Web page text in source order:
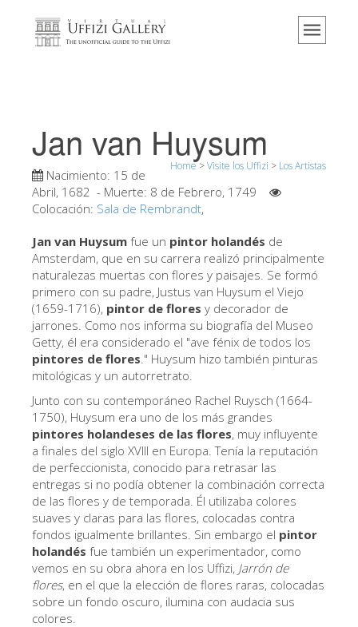
Home
Eventos y exposiciones
Los comentarios de los visitantes
Contáctenos
Reserve ahora
Visita virtual
Las obras
Las salas
Los Artistas
Las nuevas salas
Otros Museos
Museo del Bargello
Galería de la Academia
Galería Palatina
Capillas de los Medici
Museo de San Marcos
Museo Arqueológico
Jan van Huysum
Home >Visite los Uffizi > Los Artistas
Nacimiento: 15 de
Abril, 1682 - Muerte: 8 de Febrero, 1749
Colocación: Sala de Rembrandt,
Jan van Huysum fue un pintor holandés de
Amsterdam, que en su carrera realizó principalmente
naturalezas muertas con flores y paisajes. Se formó
primero con su padre, Justus van Huysum el Viejo
(1659-1716), pintor de flores y decorador de
jarrones. Como nos informa su biografía del Museo
Getty, él era considerado el "ave fénix de todos los
pintores de flores." Huysum hizo también pinturas
mitológicas y un autorretrato.
Junto con su contemporáneo Rachel Ruysch (1664-
1750), Huysum era uno de los más grandes
pintores holandeses de las flores, muy influyente
a finales del siglo XVIII en Europa. Tenía la reputación
de perfeccionista, conocido para retrasar las
entregas si no podía obtener la combinación correcta
de las flores y de temporada. Él utilizaba colores
suaves y claras para las flores, colocadas contra
fondos igualmente brillantes. Sin embargo el pintor
holandés fue también un experimentador, como
vemos en su obra ahora en los Uffizi, Jarrón de
flores, en el que la elección de flores raras, colocadas
sobre un fondo oscuro, ilumina con audacia sus
colores.